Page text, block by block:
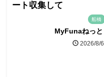
ート収集して
船橋
MyFunaねっと
2026/8/6